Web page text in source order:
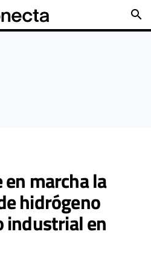
search
marcha la
hidrógeno
industrial en